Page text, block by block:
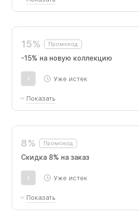
суммируется с действующими
15% Промокод
-15% на новую коллекцию
Уже истек
Показать
8% Промокод
Скидка 8% на заказ
Уже истек
Показать